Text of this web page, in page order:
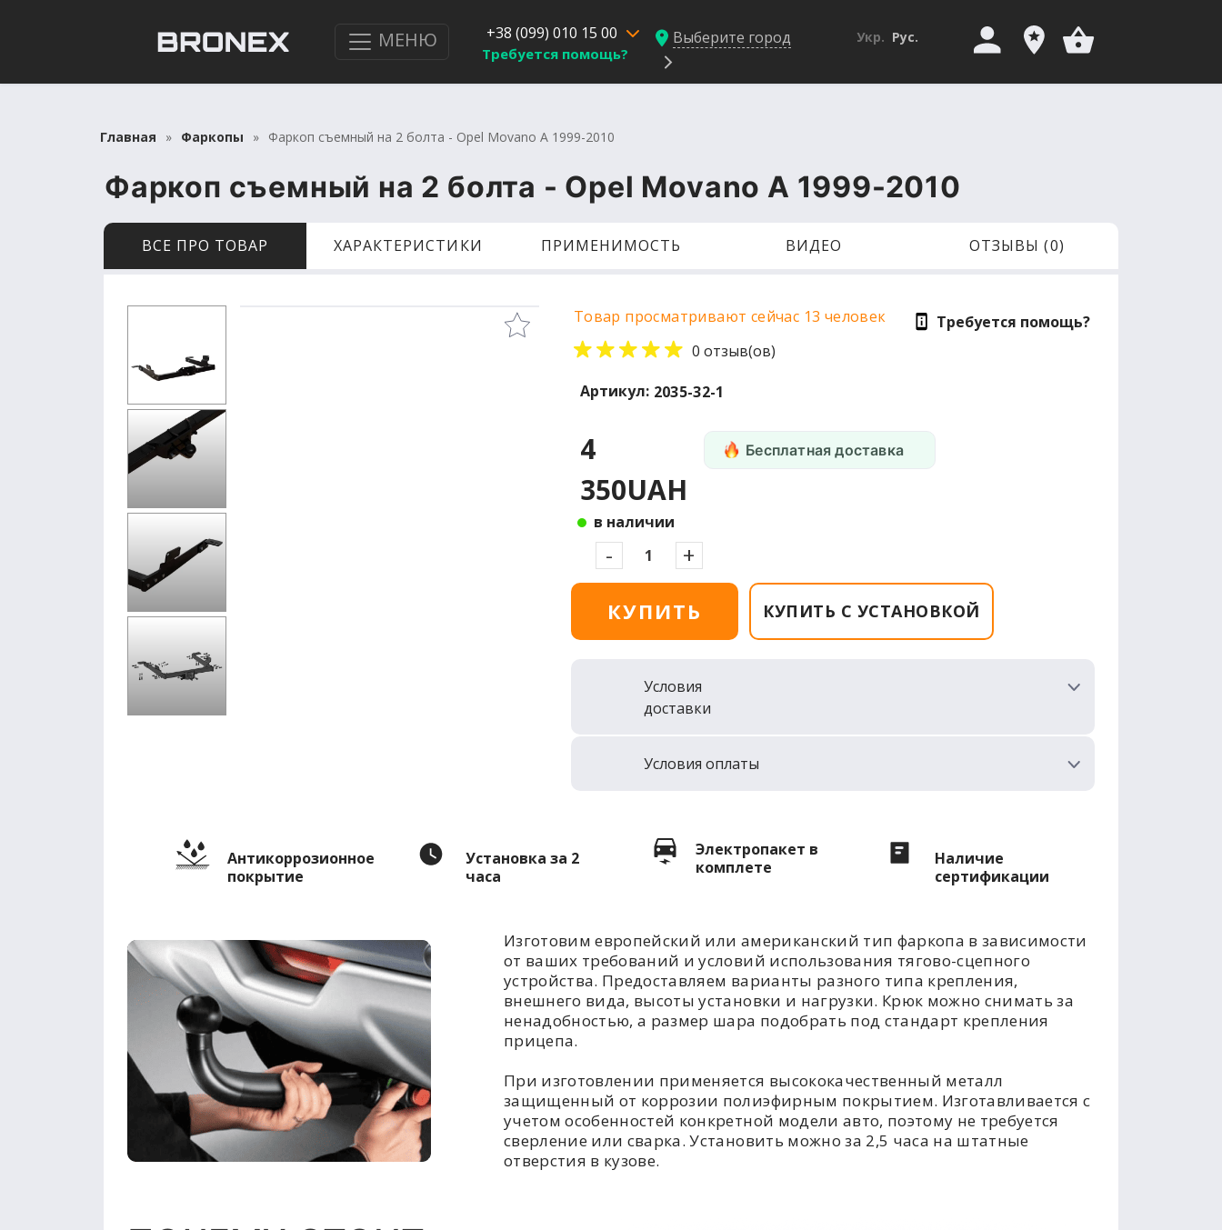
МЕНЮ +38 (099) 010 15 00
Требуется помощь?
Выберите город Укр. Рус.
Главная Фаркопы Фаркоп съемный на 2 болта - Opel Movano A 1999-2010
Фаркоп съемный на 2 болта - Opel Movano A 1999-2010
ВСЕ ПРО ТОВАР ХАРАКТЕРИСТИКИ ПРИМЕНИМОСТЬ ВИДЕО ОТЗЫВЫ (0)
Товар просматривают сейчас 13 человек
0 отзыв(ов)
Требуется помощь?
Артикул: 2035-32-1
4
350UAH
в наличии
Бесплатная доставка
- +
КУПИТЬ КУПИТЬ С УСТАНОВКОЙ
Условия
доставки
Условия оплаты
Антикоррозионное
покрытие
Установка за 2
часа
Электропакет в
комплете
Наличие
сертификации
Изготовим европейский или американский тип фаркопа в зависимости
от ваших требований и условий использования тягово-сцепного
устройства. Предоставляем варианты разного типа крепления,
внешнего вида, высоты установки и нагрузки. Крюк можно снимать за
ненадобностью, а размер шара подобрать под стандарт крепления
прицепа.
При изготовлении применяется высококачественный металл
защищенный от коррозии полиэфирным покрытием. Изготавливается с
учетом особенностей конкретной модели авто, поэтому не требуется
сверление или сварка. Установить можно за 2,5 часа на штатные
отверстия в кузове.